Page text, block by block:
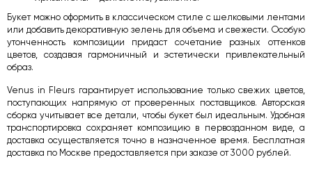
Букет можно оформить в классическом стиле с шелковыми лентами
или добавить декоративную зелень для объема и свежести. Особую
утонченность композиции придаст сочетание разных оттенков
цветов, создавая гармоничный и эстетически привлекательный
образ.
Venus in Fleurs гарантирует использование только свежих цветов,
поступающих напрямую от проверенных поставщиков. Авторская
сборка учитывает все детали, чтобы букет был идеальным. Удобная
транспортировка сохраняет композицию в первозданном виде, а
доставка осуществляется точно в назначенное время. Бесплатная
доставка по Москве предоставляется при заказе от 3000 рублей.